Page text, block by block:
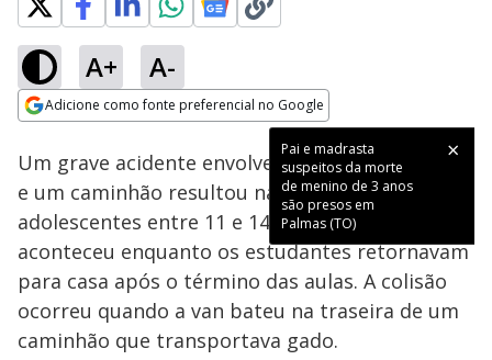
A+ A-
Adicione como fonte preferencial no Google
Ativar
100.00%
Um grave acidente envolvendo uma van escolar
e um caminhão resultou na morte de cinco
adolescentes entre 11 e 14 anos. O acidente
aconteceu enquanto os estudantes retornavam
para casa após o término das aulas. A colisão
ocorreu quando a van bateu na traseira de um
caminhão que transportava gado.